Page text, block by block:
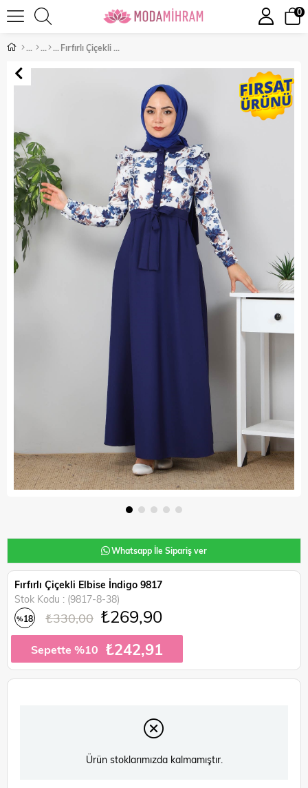
0
Fırfırlı Çiçekli Elbise İndigo 9817
Whatsapp İle Sipariş ver
Fırfırlı Çiçekli Elbise İndigo 9817
Stok Kodu
(9817-8-38)
%18 ₺330,00 ₺269,90
Sepette %10 ₺242,91
Ürün stoklarımızda kalmamıştır.